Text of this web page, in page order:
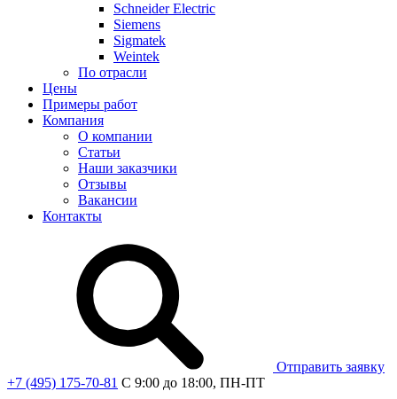
Schneider Electric
Siemens
Sigmatek
Weintek
По отрасли
Цены
Примеры работ
Компания
О компании
Статьи
Наши заказчики
Отзывы
Вакансии
Контакты
Отправить заявку
+7 (495) 175-70-81 C 9:00 до 18:00, ПН-ПТ